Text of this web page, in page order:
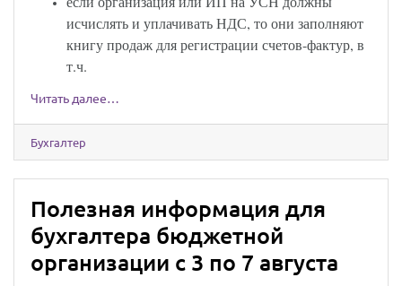
исчислять и уплачивать НДС, то они заполняют
книгу продаж для регистрации счетов-фактур, в
т.ч.
Читать далее…
Бухгалтер
Полезная информация для
бухгалтера бюджетной
организации с 3 по 7 августа